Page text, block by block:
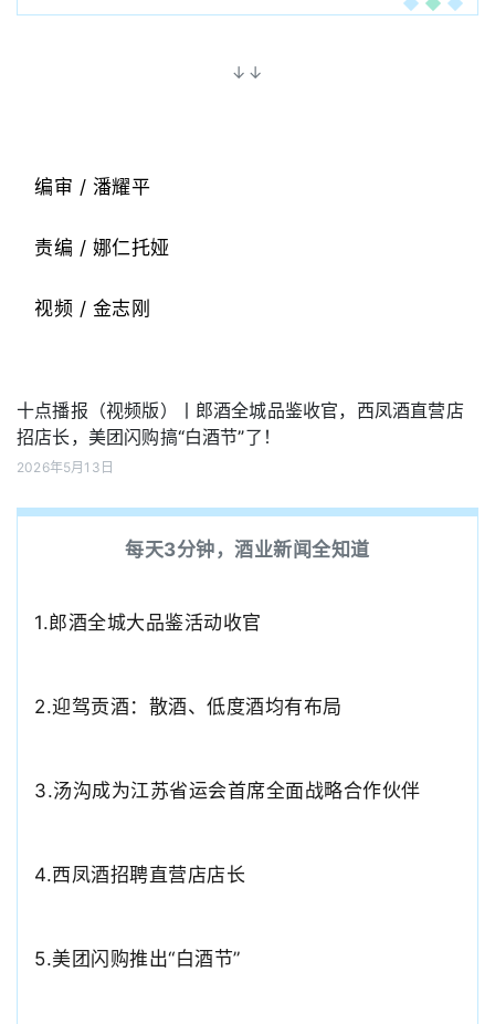
↓↓
编审 / 潘耀平
责编 / 娜仁托娅
视频 / 金志刚
十点播报（视频版）丨郎酒全城品鉴收官，西凤酒直营店
招店长，美团闪购搞“白酒节”了！
2026年5月13日
每天3分钟，酒业新闻全知道
1.郎酒全城大品鉴活动收官
2.迎驾贡酒：散酒、低度酒均有布局
3.汤沟成为江苏省运会首席全面战略合作伙伴
4.西凤酒招聘直营店店长
5.美团闪购推出“白酒节”